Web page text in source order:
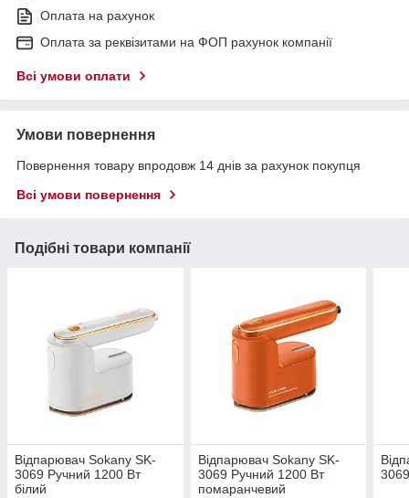
Оплата на рахунок
Оплата за реквізитами на ФОП рахунок компанії
Всі умови оплати
Умови повернення
Повернення товару впродовж 14 днів за рахунок покупця
Всі умови повернення
Подібні товари компанії
Відпарювач Sokany SK-
3069 Ручний 1200 Вт
білий
Відпарювач Sokany SK-
3069 Ручний 1200 Вт
помаранчевий